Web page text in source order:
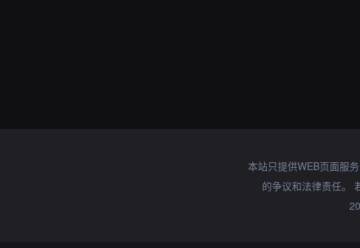
本站只提供WEB页面服
的争议和法律责任。